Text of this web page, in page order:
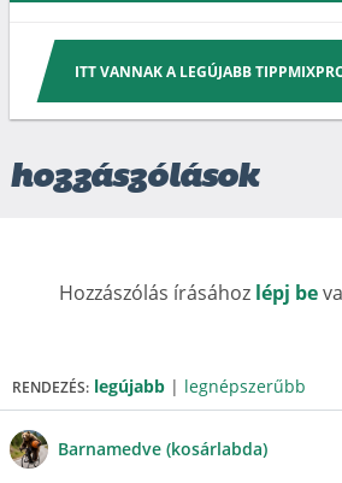
ITT VANNAK A LEGÚJABB
hozzászólások
Hozzászólás írásához lépj be
RENDEZÉS: legújabb | legnépszerűbb
Barnamedve (kosárlabda)